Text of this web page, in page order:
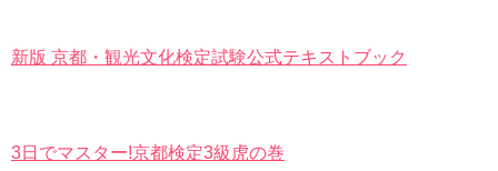
新版 京都・観光文化検定試験公式テキストブック
3日でマスター!京都検定3級虎の巻